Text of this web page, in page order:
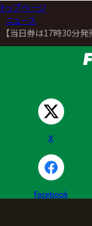
トップページ
ニュース
【当日券は17時30分発
X
Facebook